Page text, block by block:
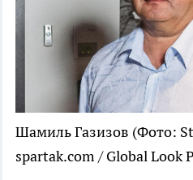
Шамиль Газизов (Фото:
spartak.com / Global Look